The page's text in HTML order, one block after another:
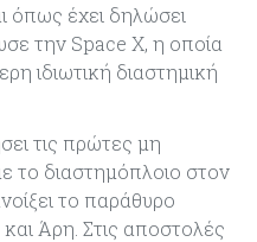
όπως έχει δηλώσει
την Space X, η οποία
ιδιωτική διαστημική
τις πρώτες μη
το διαστημόπλοιο στον
το παράθυρο
Άρη. Στις αποστολές